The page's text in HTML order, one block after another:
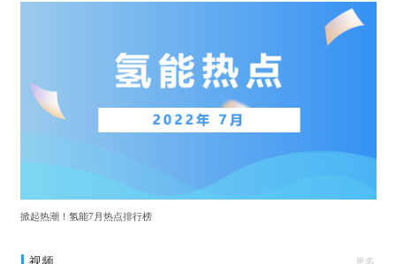
掀起热潮！氢能7月热点排行榜
更多